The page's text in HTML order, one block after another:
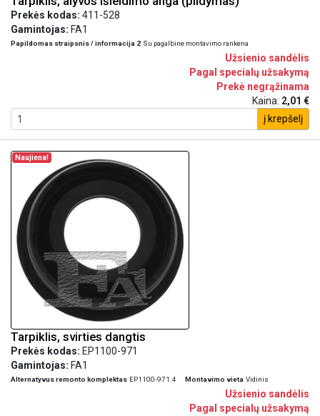
Prekės kodas: 411-528
Gamintojas: FA1
Papildomas straipsnis / informacija 2 Su pagalbine montavimo rankena
Užsienio sandėlis
Pagal specialų užsakymą
Prekė negrąžinama
Kaina: 2,01 €
į krepšelį
Naujiena!
Tarpiklis, svirties dangtis
Prekės kodas: EP1100-971
Gamintojas: FA1
Alternatyvus remonto komplektas EP1100-971.4 Montavimo vieta Vidinis
Užsienio sandėlis
Pagal specialų užsakymą